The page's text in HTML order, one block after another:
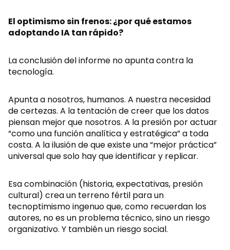
El optimismo sin frenos: ¿por qué estamos
adoptando IA tan rápido?
La conclusión del informe no apunta contra la
tecnología.
Apunta a nosotros, humanos. A nuestra necesidad
de certezas. A la tentación de creer que los datos
piensan mejor que nosotros. A la presión por actuar
“como una función analítica y estratégica” a toda
costa. A la ilusión de que existe una “mejor práctica”
universal que solo hay que identificar y replicar.
Esa combinación (historia, expectativas, presión
cultural) crea un terreno fértil para un
tecnoptimismo ingenuo que, como recuerdan los
autores, no es un problema técnico, sino un riesgo
organizativo. Y también un riesgo social.